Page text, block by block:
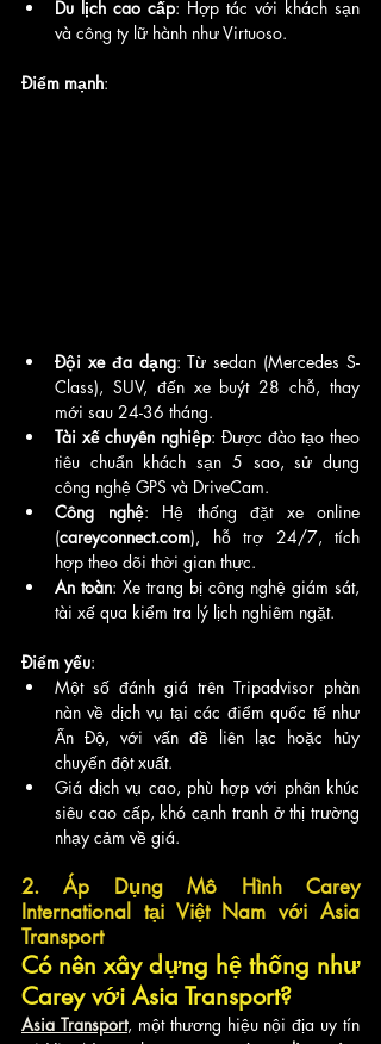
Du lịch cao cấp: Hợp tác với khách sạn
và công ty lữ hành như Virtuoso.
Điểm mạnh:
Đội xe đa dạng: Từ sedan (Mercedes S-
Class), SUV, đến xe buýt 28 chỗ, thay
mới sau 24-36 tháng.
Tài xế chuyên nghiệp: Được đào tạo theo
tiêu chuẩn khách sạn 5 sao, sử dụng
công nghệ GPS và DriveCam.
Công nghệ: Hệ thống đặt xe online
(careyconnect.com), hỗ trợ 24/7, tích
hợp theo dõi thời gian thực.
An toàn: Xe trang bị công nghệ giám sát,
tài xế qua kiểm tra lý lịch nghiêm ngặt.
Điểm yếu:
Một số đánh giá trên Tripadvisor phàn
nàn về dịch vụ tại các điểm quốc tế như
Ấn Độ, với vấn đề liên lạc hoặc hủy
chuyến đột xuất.
Giá dịch vụ cao, phù hợp với phân khúc
siêu cao cấp, khó cạnh tranh ở thị trường
nhạy cảm về giá.
2. Áp Dụng Mô Hình Carey
International tại Việt Nam với Asia
Transport
Có nên xây dựng hệ thống như
Carey với Asia Transport?
Asia Transport, một thương hiệu nội địa uy tín